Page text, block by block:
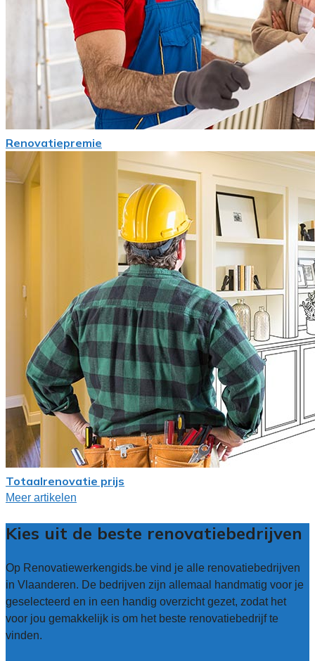
Renovatiepremie
Totaalrenovatie prijs
Meer artikelen
Kies uit de beste renovatiebedrijven
Op Renovatiewerkengids.be vind je alle renovatiebedrijven
in Vlaanderen. De bedrijven zijn allemaal handmatig voor je
geselecteerd en in een handig overzicht gezet, zodat het
voor jou gemakkelijk is om het beste renovatiebedrijf te
vinden.